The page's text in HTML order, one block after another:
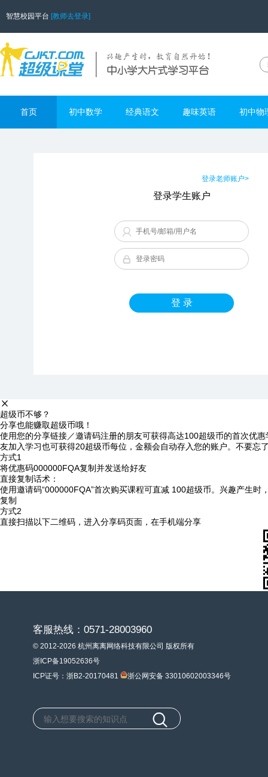
智慧校园平台 [教师去登录]
首页 初中数学 经典语文 趣味英语 初中物
登录老师账户>
登录学生账户
登 录
超级币不够？
分享也能赚取超级币哦！
使用您的分享链接／邀请码注册的朋友可获得高达100超级币的首次优
友加入学习也可获得20超级币每位，金额会自动存入您的账户。不要忘
方式1
将优惠码000000FQA复制并发送给好友
直接复制话术：
使用邀请码“000000FQA”首次购买课程可直减 100超级币。兴趣产生时
复制
方式2
直接扫描以下二维码，进入分享码页面，在手机端分享
客服热线：0571-28003960
© 2012-2026 杭州离离网络科技有限公司 版权所有
浙ICP备19052636号
ICP证号：浙B2-20170481
浙公网安备 33010602003346号